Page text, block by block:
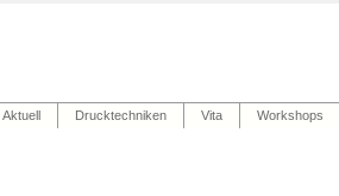
Aktuell Drucktechniken Vita Workshops